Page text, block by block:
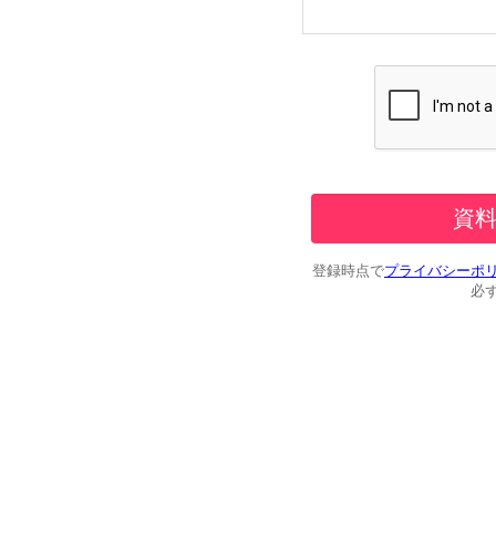
登録時点でプライバシーポ
必